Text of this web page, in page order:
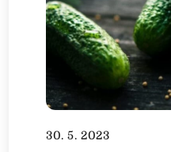
30. 5. 2023